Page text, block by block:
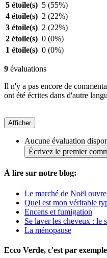
5 étoile(s) 5 (55%)
4 étoile(s) 2 (22%)
3 étoile(s) 2 (22%)
2 étoile(s) 0 (0%)
1 étoile(s) 0 (0%)
9 évaluations
Il n'y a pas encore de
ont été écrites dans d'autre
Afficher
Aucune évaluation
Écrivez le premier
À lire sur notre blog:
Le marché de Noël ouvre
Quel est mon véritable
Encens et fumigation
Se laver les cheveux : le
La ménopause
Ecco Verde, c'est par